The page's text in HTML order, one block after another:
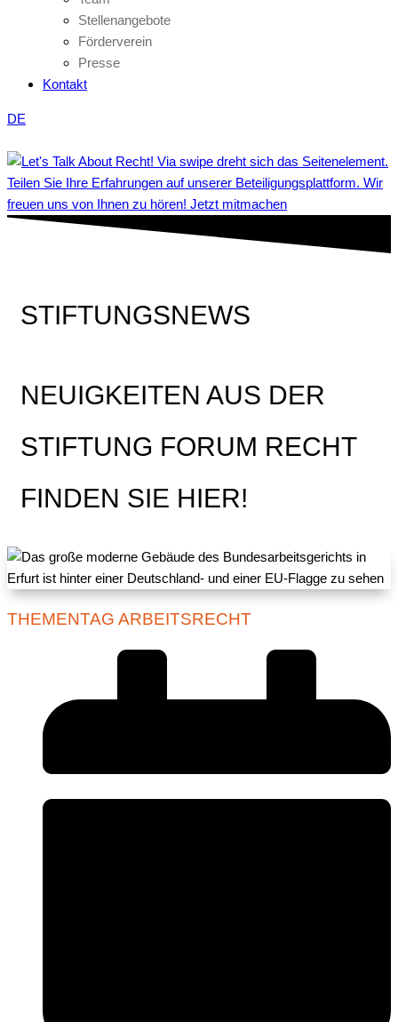
Stellenangebote
Förderverein
Presse
Kontakt
DE
Teilen Sie Ihre Erfahrungen auf unserer Beteiligungsplattform. Wir
freuen uns von Ihnen zu hören! Jetzt mitmachen
STIFTUNGSNEWS
NEUIGKEITEN AUS DER
STIFTUNG FORUM RECHT
FINDEN SIE HIER!
THEMENTAG ARBEITSRECHT